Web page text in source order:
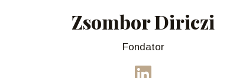
Zsombor Diriczi
Fondator